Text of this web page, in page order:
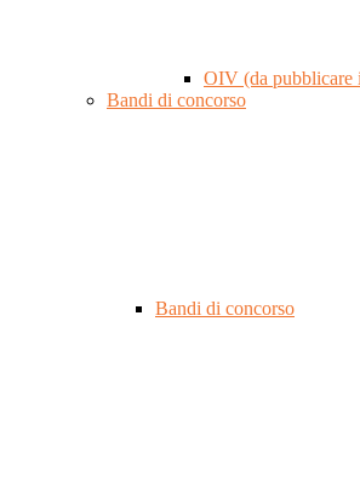
OIV (da pubblicare
Bandi di concorso
Bandi di concorso